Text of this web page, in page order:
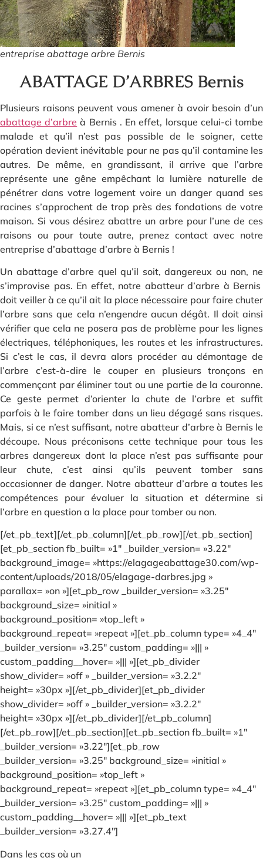
entreprise abattage arbre Bernis
ABATTAGE D’ARBRES Bernis
Plusieurs raisons peuvent vous amener à avoir besoin d’un
abattage d’arbre à Bernis . En effet, lorsque celui-ci tombe
malade et qu’il n’est pas possible de le soigner, cette
opération devient inévitable pour ne pas qu’il contamine les
autres. De même, en grandissant, il arrive que l’arbre
représente une gêne empêchant la lumière naturelle de
pénétrer dans votre logement voire un danger quand ses
racines s’approchent de trop près des fondations de votre
maison. Si vous désirez abattre un arbre pour l’une de ces
raisons ou pour toute autre, prenez contact avec notre
entreprise d’abattage d’arbre à Bernis !
Un abattage d’arbre quel qu’il soit, dangereux ou non, ne
s’improvise pas. En effet, notre abatteur d’arbre à Bernis
doit veiller à ce qu’il ait la place nécessaire pour faire chuter
l’arbre sans que cela n’engendre aucun dégât. Il doit ainsi
vérifier que cela ne posera pas de problème pour les lignes
électriques, téléphoniques, les routes et les infrastructures.
Si c’est le cas, il devra alors procéder au démontage de
l’arbre c’est-à-dire le couper en plusieurs tronçons en
commençant par éliminer tout ou une partie de la couronne.
Ce geste permet d’orienter la chute de l’arbre et suffit
parfois à le faire tomber dans un lieu dégagé sans risques.
Mais, si ce n’est suffisant, notre abatteur d’arbre à Bernis le
découpe. Nous préconisons cette technique pour tous les
arbres dangereux dont la place n’est pas suffisante pour
leur chute, c’est ainsi qu’ils peuvent tomber sans
occasionner de danger. Notre abatteur d’arbre a toutes les
compétences pour évaluer la situation et détermine si
l’arbre en question a la place pour tomber ou non.
[/et_pb_text][/et_pb_column][/et_pb_row][/et_pb_section]
[et_pb_section fb_built= »1″ _builder_version= »3.22″
background_image= »https://elagageabattage30.com/wp-
content/uploads/2018/05/elagage-darbres.jpg »
parallax= »on »][et_pb_row _builder_version= »3.25″
background_size= »initial »
background_position= »top_left »
background_repeat= »repeat »][et_pb_column type= »4_4″
_builder_version= »3.25″ custom_padding= »||| »
custom_padding__hover= »||| »][et_pb_divider
show_divider= »off » _builder_version= »3.2.2″
height= »30px »][/et_pb_divider][et_pb_divider
show_divider= »off » _builder_version= »3.2.2″
height= »30px »][/et_pb_divider][/et_pb_column]
[/et_pb_row][/et_pb_section][et_pb_section fb_built= »1″
_builder_version= »3.22″][et_pb_row
_builder_version= »3.25″ background_size= »initial »
background_position= »top_left »
background_repeat= »repeat »][et_pb_column type= »4_4″
_builder_version= »3.25″ custom_padding= »||| »
custom_padding__hover= »||| »][et_pb_text
_builder_version= »3.27.4″]
Dans les cas où un